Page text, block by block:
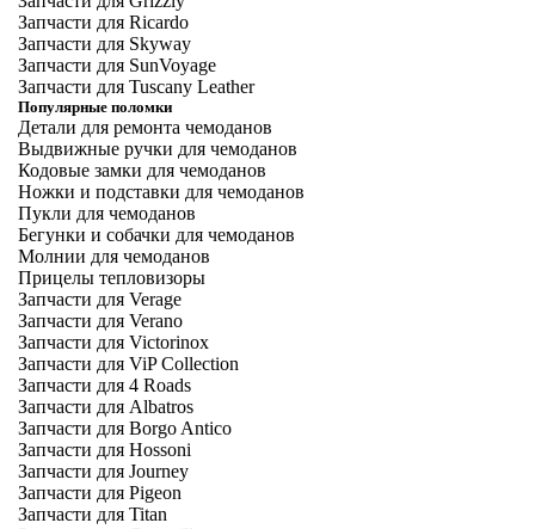
Запчасти для Ricardo
Запчасти для Skyway
Запчасти для SunVoyage
Запчасти для Tuscany Leather
Популярные поломки
Детали для ремонта чемоданов
Выдвижные ручки для чемоданов
Кодовые замки для чемоданов
Ножки и подставки для чемоданов
Пукли для чемоданов
Бегунки и собачки для чемоданов
Молнии для чемоданов
Прицелы тепловизоры
Запчасти для Verage
Запчасти для Verano
Запчасти для Victorinox
Запчасти для ViP Collection
Запчасти для 4 Roads
Запчасти для Albatros
Запчасти для Borgo Antico
Запчасти для Hossoni
Запчасти для Journey
Запчасти для Pigeon
Запчасти для Titan